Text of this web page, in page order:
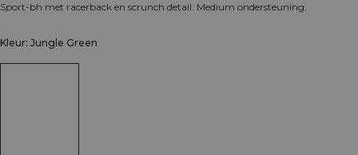
Sport-bh met racerback en scrunch detail. Medium ondersteuning.
Kleur: Jungle Green